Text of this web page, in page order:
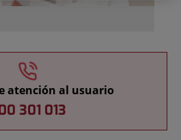
atención al usuario
301 013